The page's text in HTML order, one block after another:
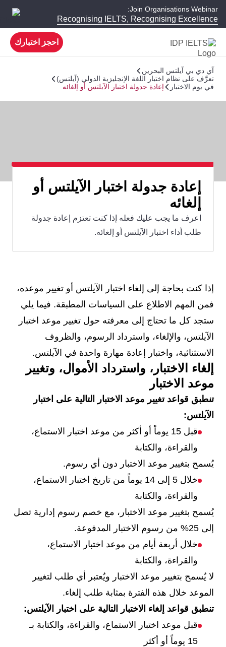
Join Organisations Webinar:
Recognising IELTS, Recognising Excellence
احجز اختبارك
آي دي بي آيلتس البحرين
تعرَّف على نظام اختبار اللغة الإنجليزية الدولي (آيلتس)
في يوم الاختبار
إعادة جدولة اختبار الآيلتس أو إلغائه
إعادة جدولة اختبار الآيلتس أو
إلغائه
اعرف ما يجب عليك فعله إذا كنت تعتزم إعادة جدولة
طلب أداء اختبار الآيلتس أو إلغائه.
إذا كنت بحاجة إلى إلغاء اختبار الآيلتس أو تغيير موعده،
فمن المهم الاطلاع على السياسات المطبقة. فيما يلي
ستجد كل ما تحتاج إلى معرفته حول تغيير موعد اختبار
الآيلتس، والإلغاء، واسترداد الرسوم، والظروف
الاستثنائية، واختبار إعادة مهارة واحدة في الآيلتس.
إلغاء الاختبار، واسترداد الأموال، وتغيير
موعد الاختبار
تنطبق قواعد تغيير موعد الاختبار التالية على اختبار
الآيلتس:
قبل 15 يوماً أو أكثر من موعد اختبار الاستماع،
والقراءة، والكتابة
يُسمح بتغيير موعد الاختبار دون أي رسوم.
خلال 5 إلى 14 يوماً من تاريخ اختبار الاستماع،
والقراءة، والكتابة
يُسمح بتغيير موعد الاختبار، مع خصم رسوم إدارية تصل
إلى 25% من رسوم الاختبار المدفوعة.
خلال أربعة أيام من موعد اختبار الاستماع،
والقراءة، والكتابة
لا يُسمح بتغيير موعد الاختبار ويُعتبر أي طلب لتغيير
الموعد خلال هذه الفترة بمثابة طلب إلغاء.
تنطبق قواعد إلغاء الاختبار التالية على اختبار الآيلتس:
قبل موعد اختبار الاستماع، والقراءة، والكتابة بـ
15 يوماً أو أكثر